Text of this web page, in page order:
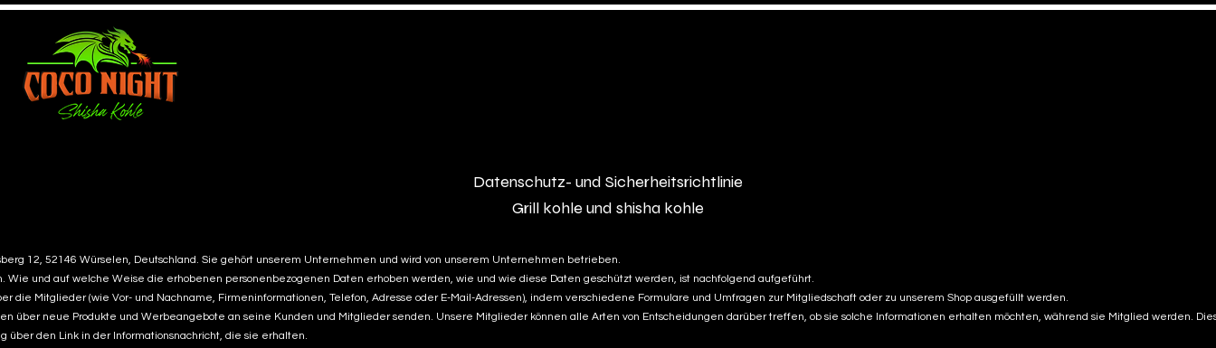
DOMICILE Yeni Sayfa
Datenschutz- und Sicherheitsrichtlinie
Grill kohle und shisha kohle
12, 52146 Würselen, Deutschland. Sie gehört unserem Unternehmen und wird von unserem Unternehmen betrieben.
und auf welche Weise die erhobenen personenbezogenen Daten erhoben werden, wie und wie diese Daten geschützt werden, ist nachfolgend aufgeführt.
die Mitglieder (wie Vor- und Nachname, Firmeninformationen, Telefon, Adresse oder E-Mail-Adressen), indem verschiedene Formulare und Umfragen zur Mitgliedschaft oder zu unserem Shop ausgefüllt werden.
neue Produkte und Werbeangebote an seine Kunden und Mitglieder senden. Unsere Mitglieder können alle Arten von Entscheidungen darüber treffen, ob sie solche Informationen erhalten möchten, während sie Mitglied werden.
den Link in der Informationsnachricht, die sie erhalten.